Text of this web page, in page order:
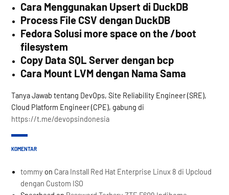
Cara Menggunakan Upsert di DuckDB
Process File CSV dengan DuckDB
Fedora Solusi more space on the /boot
filesystem
Copy Data SQL Server dengan bcp
Cara Mount LVM dengan Nama Sama
Tanya Jawab tentang DevOps, Site Reliability Engineer (SRE),
Cloud Platform Engineer (CPE), gabung di
https://t.me/devopsindonesia
KOMENTAR
tommy on Cara Install Red Hat Enterprise Linux 8 di Upcloud
dengan Custom ISO